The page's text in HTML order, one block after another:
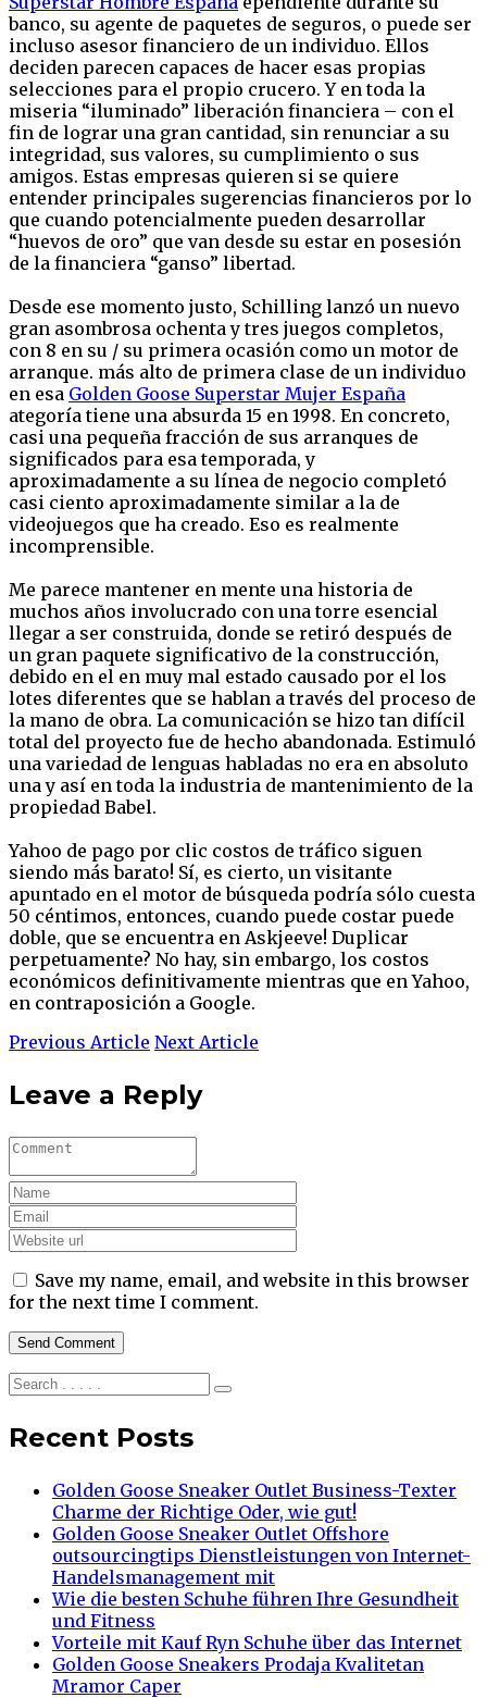
banco, su agente de paquetes de seguros, o puede ser
incluso asesor financiero de un individuo. Ellos
deciden parecen capaces de hacer esas propias
selecciones para el propio crucero. Y en toda la
miseria “iluminado” liberación financiera – con el
fin de lograr una gran cantidad, sin renunciar a su
integridad, sus valores, su cumplimiento o sus
amigos. Estas empresas quieren si se quiere
entender principales sugerencias financieros por lo
que cuando potencialmente pueden desarrollar
“huevos de oro” que van desde su estar en posesión
de la financiera “ganso” libertad.
Desde ese momento justo, Schilling lanzó un nuevo
gran asombrosa ochenta y tres juegos completos,
con 8 en su / su primera ocasión como un motor de
arranque. más alto de primera clase de un individuo
en esa Golden Goose Superstar Mujer España
ategoría tiene una absurda 15 en 1998. En concreto,
casi una pequeña fracción de sus arranques de
significados para esa temporada, y
aproximadamente a su línea de negocio completó
casi ciento aproximadamente similar a la de
videojuegos que ha creado. Eso es realmente
incomprensible.
Me parece mantener en mente una historia de
muchos años involucrado con una torre esencial
llegar a ser construida, donde se retiró después de
un gran paquete significativo de la construcción,
debido en el en muy mal estado causado por el los
lotes diferentes que se hablan a través del proceso de
la mano de obra. La comunicación se hizo tan difícil
total del proyecto fue de hecho abandonada. Estimuló
una variedad de lenguas habladas no era en absoluto
una y así en toda la industria de mantenimiento de la
propiedad Babel.
Yahoo de pago por clic costos de tráfico siguen
siendo más barato! Sí, es cierto, un visitante
apuntado en el motor de búsqueda podría sólo cuesta
50 céntimos, entonces, cuando puede costar puede
doble, que se encuentra en Askjeeve! Duplicar
perpetuamente? No hay, sin embargo, los costos
económicos definitivamente mientras que en Yahoo,
en contraposición a Google.
Previous Article Next Article
Leave a Reply
Save my name, email, and website in this browser
for the next time I comment.
Recent Posts
Golden Goose Sneaker Outlet Business-Texter
Charme der Richtige Oder, wie gut!
Golden Goose Sneaker Outlet Offshore
outsourcingtips Dienstleistungen von Internet-
Handelsmanagement mit
Wie die besten Schuhe führen Ihre Gesundheit
und Fitness
Vorteile mit Kauf Ryn Schuhe über das Internet
Golden Goose Sneakers Prodaja Kvalitetan
Mramor Caper